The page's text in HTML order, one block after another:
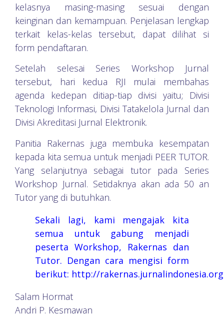
kelasnya masing-masing sesuai dengan
keinginan dan kemampuan. Penjelasan lengkap
terkait kelas-kelas tersebut, dapat dilihat si
form pendaftaran.
Setelah selesai Series Workshop Jurnal
tersebut, hari kedua RJI mulai membahas
agenda kedepan ditiap-tiap divisi yaitu; Divisi
Teknologi Informasi, Divisi Tatakelola Jurnal dan
Divisi Akreditasi Jurnal Elektronik.
Panitia Rakernas juga membuka kesempatan
kepada kita semua untuk menjadi PEER TUTOR.
Yang selanjutnya sebagai tutor pada Series
Workshop Jurnal. Setidaknya akan ada 50 an
Tutor yang di butuhkan.
Sekali lagi, kami mengajak kita
semua untuk gabung menjadi
peserta Workshop, Rakernas dan
Tutor. Dengan cara mengisi form
berikut: http://rakernas.jurnalindonesia.org
Salam Hormat
Andri P. Kesmawan